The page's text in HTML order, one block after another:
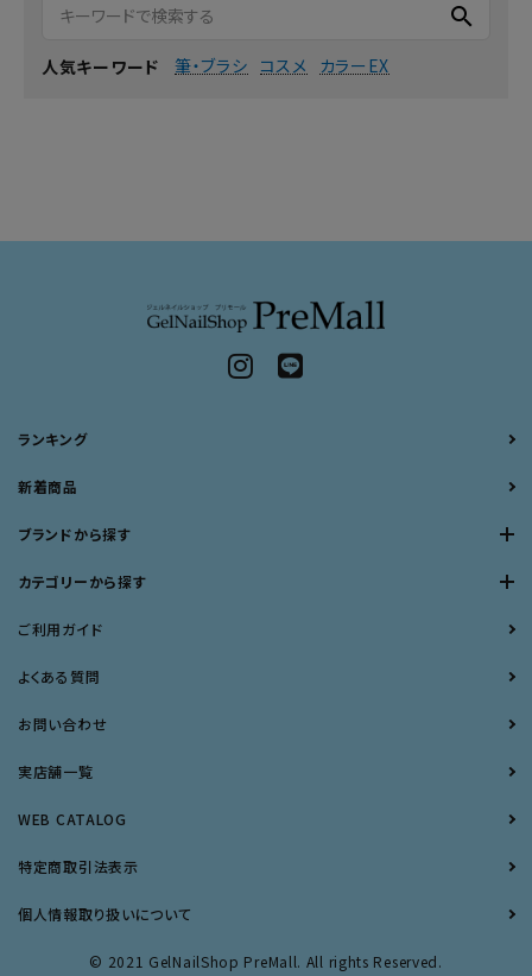
search
人気キーワード 筆・ブラシ コスメ カラーEX
ランキング
新着商品
ブランドから探す
カテゴリーから探す
ご利用ガイド
よくある質問
お問い合わせ
実店舗一覧
WEB CATALOG
特定商取引法表示
個人情報取り扱いについて
© 2021 GelNailShop PreMall. All rights Reserved.